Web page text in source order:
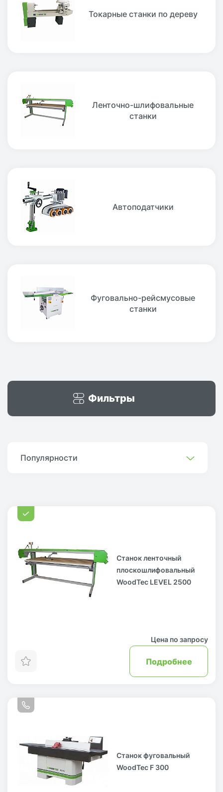
Токарные станки по дереву
Ленточно-шлифовальные
станки
Автоподатчики
Фуговально-рейсмусовые
станки
Фильтры
Популярности
Станок ленточный
плоскошлифовальный
WoodTec LEVEL 2500
Цена по запросу
Подробнее
Станок фуговальный
WoodTec F 300